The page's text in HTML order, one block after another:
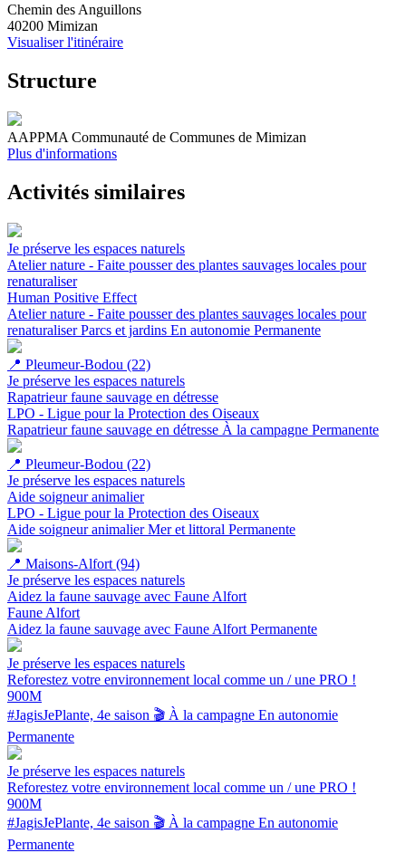
Chemin des Anguillons
40200 Mimizan
Visualiser l'itinéraire
Structure
AAPPMA Communauté de Communes de Mimizan
Plus d'informations
Activités similaires
Je préserve les espaces naturels
Atelier nature - Faite pousser des plantes sauvages locales pour
renaturaliser
Human Positive Effect
Atelier nature - Faite pousser des plantes sauvages locales pour
renaturaliser Parcs et jardins En autonomie Permanente
📍 Pleumeur-Bodou (22)
Je préserve les espaces naturels
Rapatrieur faune sauvage en détresse
LPO - Ligue pour la Protection des Oiseaux
Rapatrieur faune sauvage en détresse À la campagne Permanente
📍 Pleumeur-Bodou (22)
Je préserve les espaces naturels
Aide soigneur animalier
LPO - Ligue pour la Protection des Oiseaux
Aide soigneur animalierMer et littoral Permanente
📍 Maisons-Alfort (94)
Je préserve les espaces naturels
Aidez la faune sauvage avec Faune Alfort
Faune Alfort
Aidez la faune sauvage avec Faune Alfort Permanente
Je préserve les espaces naturels
Reforestez votre environnement local comme un / une PRO !
900M
#JagisJePlante, 4e saison 🎬 À la campagne En autonomie
Permanente
Je préserve les espaces naturels
Reforestez votre environnement local comme un / une PRO !
900M
#JagisJePlante, 4e saison 🎬 À la campagne En autonomie
Permanente